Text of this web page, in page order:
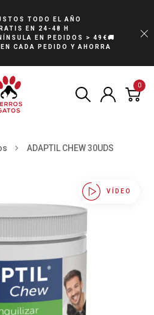
TODO EL AÑO
EN 24-48 H
EN PEDIDOS > 49€🚚
CADA PEDIDO Y AHORRA
0
ADAPTIL CHEW 30UDS
VÍDEO